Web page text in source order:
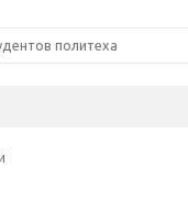
политеха